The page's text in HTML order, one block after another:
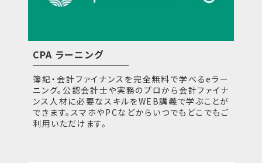
CPA ラーニング
簿記・会計ファイナンスを完全無料で学べるeラー
ニング。公認会計士や実務のプロから会計ファイナ
ンス人材に必要なスキルをWEB講義で学ぶことが
できます。スマホやPCなどからいつでもどこでもご
利用いただけます。